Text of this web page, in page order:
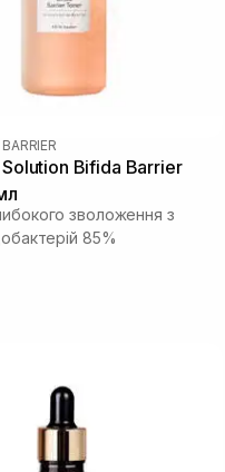
Solution Bifida Barrier
зволоження з
85%